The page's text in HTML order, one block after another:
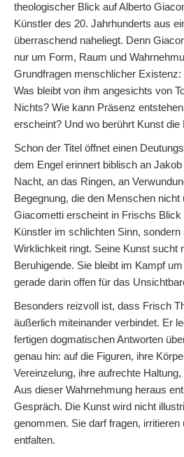
theologischer Blick auf Alberto
Künstler des 20. Jahrhunderts aus
überraschend naheliegt. Denn
nur um Form, Raum und
Grundfragen menschlicher
Was bleibt von ihm angesichts von
Nichts? Wie kann Präsenz
erscheint? Und wo berührt Kunst die
Schon der Titel öffnet einen
dem Engel erinnert biblisch an
Nacht, an das Ringen, an
Begegnung, die den Menschen
Giacometti erscheint in Frischs Blick
Künstler im schlichten Sinn, sondern
Wirklichkeit ringt. Seine Kunst sucht
Beruhigende. Sie bleibt im Kampf
gerade darin offen für das
Besonders reizvoll ist, dass Frisch
äußerlich miteinander verbindet. Er
fertigen dogmatischen Antworten
genau hin: auf die Figuren, ihre
Vereinzelung, ihre aufrechte
Aus dieser Wahrnehmung heraus
Gespräch. Die Kunst wird nicht
genommen. Sie darf fragen, irritieren
entfalten.